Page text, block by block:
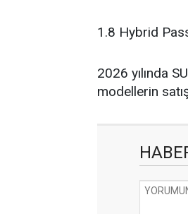
1.8 Hybrid
2026 yılında
modellerin